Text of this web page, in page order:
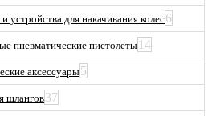
устройства для накачивания колес6
пневматические пистолеты 14
аксессуары5
шлангов37